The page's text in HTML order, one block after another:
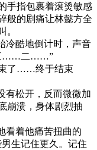
手指包裹着滚烫敏感
般的剧痛让林懿方全
。
酷地倒计时，声音
……二……”
了……终于结束
有松开，反而微微加
崩溃，身体剧烈抽
看着他痛苦扭曲的
生记住更久。记住